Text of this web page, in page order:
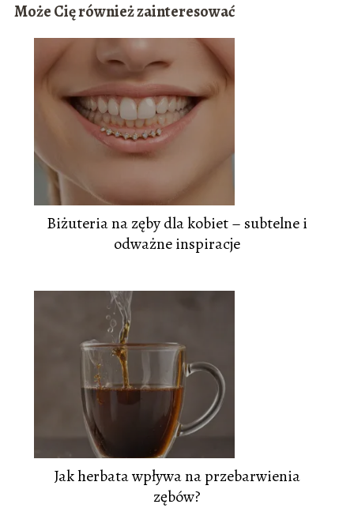
Może Cię również zainteresować
Biżuteria na zęby dla kobiet – subtelne i
odważne inspiracje
Jak herbata wpływa na przebarwienia
zębów?